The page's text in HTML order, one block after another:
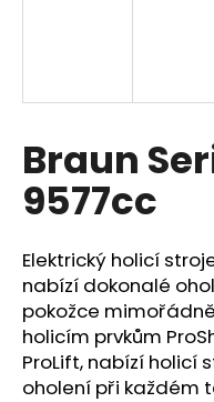
Braun
9577cc
Elektrický holicí
nabízí dokonalé
pokožce
holicím prvkům
ProLift, nabízí holicí
oholení při každém
o
o
r
u
č
u
j
e
m
e